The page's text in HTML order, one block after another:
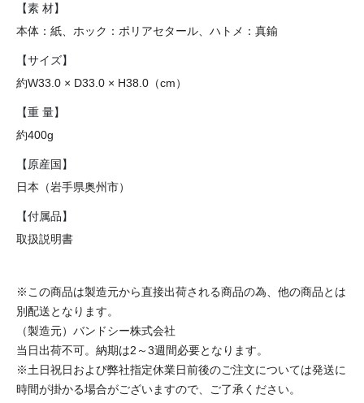
【素 材】
本体：紙、ホック：ポリアセタール、ハトメ：真鍮
【サイズ】
約W33.0 × D33.0 × H38.0（cm）
【重 量】
約400g
【原産国】
日本（岩手県奥州市）
【付属品】
取扱説明書
※この商品は製造元から直接出荷される商品の為、他の商品とは
別配送となります。
（製造元）バンドシー株式会社
当日出荷不可。納期は2～3週間必要となります。
※土日祝日および弊社指定休業日前後のご注文については発送に
時間が掛かる場合がございますので、ご了承ください。